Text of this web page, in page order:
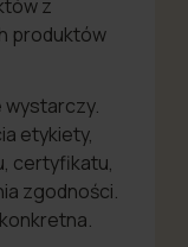
z
produktów
wystarczy.
etykiety,
certyfikatu,
zgodności.